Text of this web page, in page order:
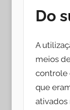
Do
A
meios
controle
que
ativados